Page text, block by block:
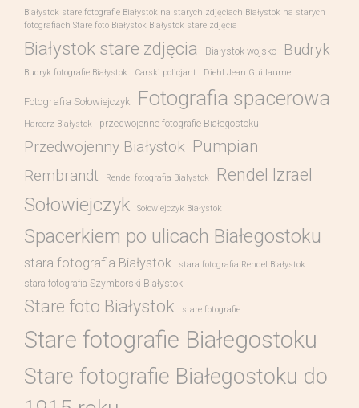
Białystok stare fotografie Białystok na starych zdjęciach Białystok na starych
fotografiach Stare foto Białystok Białystok stare zdjęcia
Białystok stare zdjęcia Białystok wojsko Budryk
Budryk fotografie Białystok Carski policjant Diehl Jean Guillaume
Fotografia Sołowiejczyk Fotografia spacerowa
Harcerz Białystok przedwojenne fotografie Białegostoku
Przedwojenny Białystok Pumpian
Rembrandt Rendel fotografia Bialystok Rendel Izrael
Sołowiejczyk Sołowiejczyk Białystok
Spacerkiem po ulicach Białegostoku
stara fotografia Białystok stara fotografia Rendel Białystok
stara fotografia Szymborski Białystok
Stare foto Białystok stare fotografie
Stare fotografie Białegostoku
Stare fotografie Białegostoku do